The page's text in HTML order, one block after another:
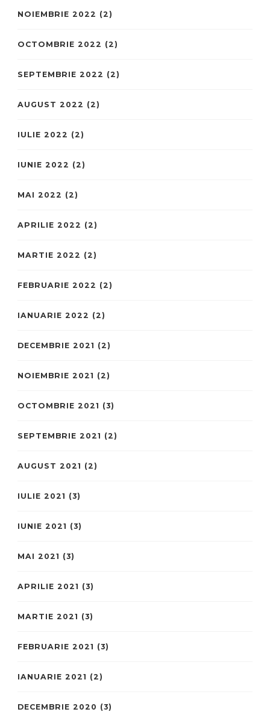
NOIEMBRIE 2022 (2)
OCTOMBRIE 2022 (2)
SEPTEMBRIE 2022 (2)
AUGUST 2022 (2)
IULIE 2022 (2)
IUNIE 2022 (2)
MAI 2022 (2)
APRILIE 2022 (2)
MARTIE 2022 (2)
FEBRUARIE 2022 (2)
IANUARIE 2022 (2)
DECEMBRIE 2021 (2)
NOIEMBRIE 2021 (2)
OCTOMBRIE 2021 (3)
SEPTEMBRIE 2021 (2)
AUGUST 2021 (2)
IULIE 2021 (3)
IUNIE 2021 (3)
MAI 2021 (3)
APRILIE 2021 (3)
MARTIE 2021 (3)
FEBRUARIE 2021 (3)
IANUARIE 2021 (2)
DECEMBRIE 2020 (3)